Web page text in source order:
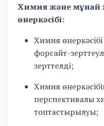
Химия және мұнай
өнеркәсібі:
Химия
форсайт-
зерттелді;
Химия
перспективалы
топтастырылуы;